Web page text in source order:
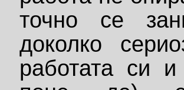
точно се
доколко
работата си